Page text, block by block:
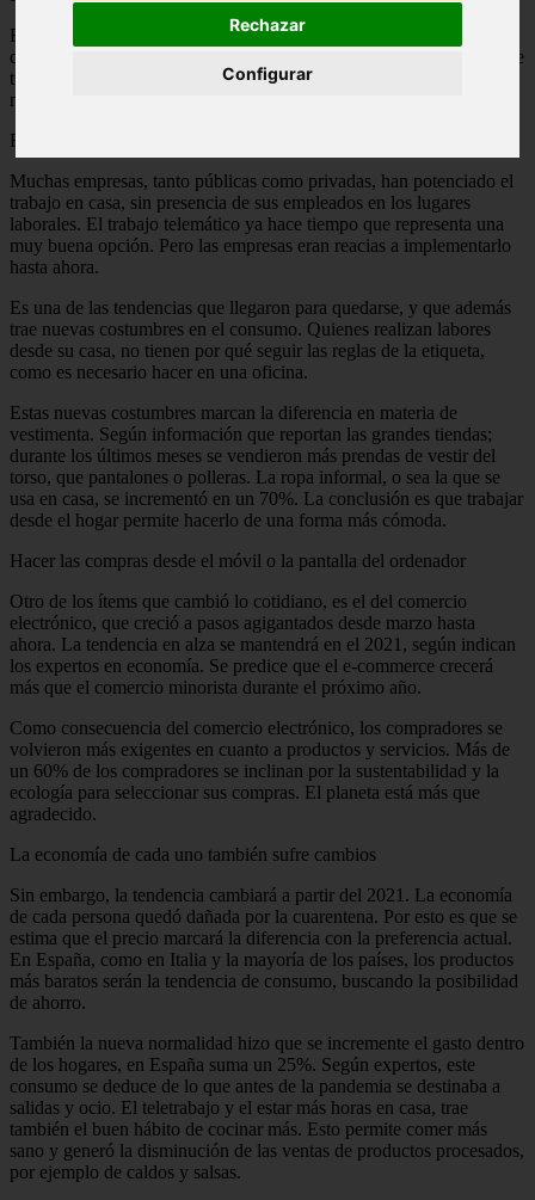
Rechazar
Configurar
El distanciamiento social es un requisito indispensable para evitar el
contagio. En muchos sitios es obligatorio. Algunos recomiendan que
tiene que ser de dos metros como mínimo, otros dicen que con un
metro y medio es suficiente. Lo importante es ponerlo en práctica.
El homeoffice o trabajo desde casa es una tendencia en alza
Muchas empresas, tanto públicas como privadas, han potenciado el
trabajo en casa, sin presencia de sus empleados en los lugares
laborales. El trabajo telemático ya hace tiempo que representa una
muy buena opción. Pero las empresas eran reacias a implementarlo
hasta ahora.
Es una de las tendencias que llegaron para quedarse, y que además
trae nuevas costumbres en el consumo. Quienes realizan labores
desde su casa, no tienen por qué seguir las reglas de la etiqueta,
como es necesario hacer en una oficina.
Estas nuevas costumbres marcan la diferencia en materia de
vestimenta. Según información que reportan las grandes tiendas;
durante los últimos meses se vendieron más prendas de vestir del
torso, que pantalones o polleras. La ropa informal, o sea la que se
usa en casa, se incrementó en un 70%. La conclusión es que trabajar
desde el hogar permite hacerlo de una forma más cómoda.
Hacer las compras desde el móvil o la pantalla del ordenador
Otro de los ítems que cambió lo cotidiano, es el del comercio
electrónico, que creció a pasos agigantados desde marzo hasta
ahora. La tendencia en alza se mantendrá en el 2021, según indican
los expertos en economía. Se predice que el e-commerce crecerá
más que el comercio minorista durante el próximo año.
Como consecuencia del comercio electrónico, los compradores se
volvieron más exigentes en cuanto a productos y servicios. Más de
un 60% de los compradores se inclinan por la sustentabilidad y la
ecología para seleccionar sus compras. El planeta está más que
agradecido.
La economía de cada uno también sufre cambios
Sin embargo, la tendencia cambiará a partir del 2021. La economía
de cada persona quedó dañada por la cuarentena. Por esto es que se
estima que el precio marcará la diferencia con la preferencia actual.
En España, como en Italia y la mayoría de los países, los productos
más baratos serán la tendencia de consumo, buscando la posibilidad
de ahorro.
También la nueva normalidad hizo que se incremente el gasto dentro
de los hogares, en España suma un 25%. Según expertos, este
consumo se deduce de lo que antes de la pandemia se destinaba a
salidas y ocio. El teletrabajo y el estar más horas en casa, trae
también el buen hábito de cocinar más. Esto permite comer más
sano y generó la disminución de las ventas de productos procesados,
por ejemplo de caldos y salsas.